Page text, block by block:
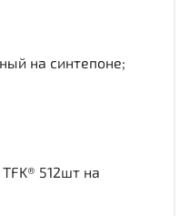
на синтепоне;
512шт на